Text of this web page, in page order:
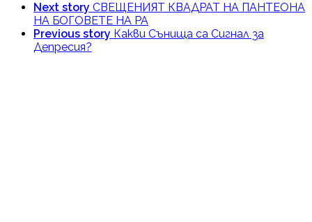
Next story СВЕЩЕНИЯТ КВАДРАТ НА ПАНТЕОНА
НА БОГОВЕТЕ НА РА
Previous story Какви Сънища са Сигнал за
Депресия?